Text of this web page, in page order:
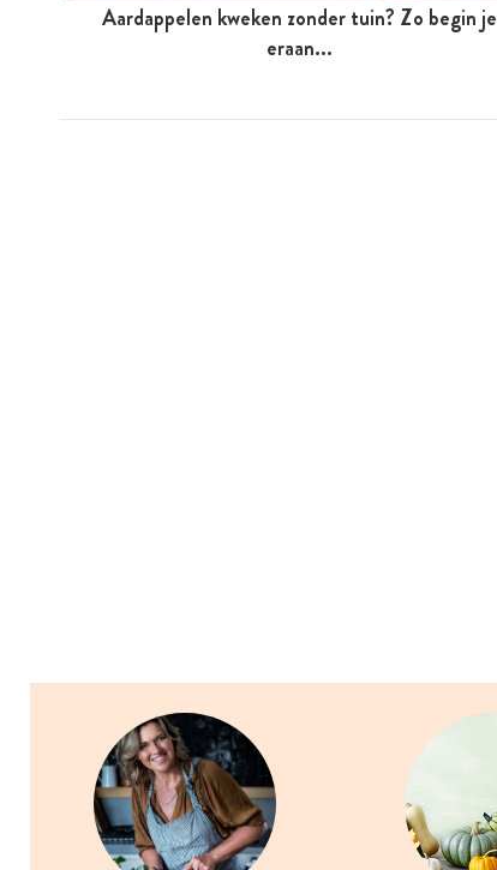
Aardappelen kweken zonder tuin? Zo begin je
eraan...